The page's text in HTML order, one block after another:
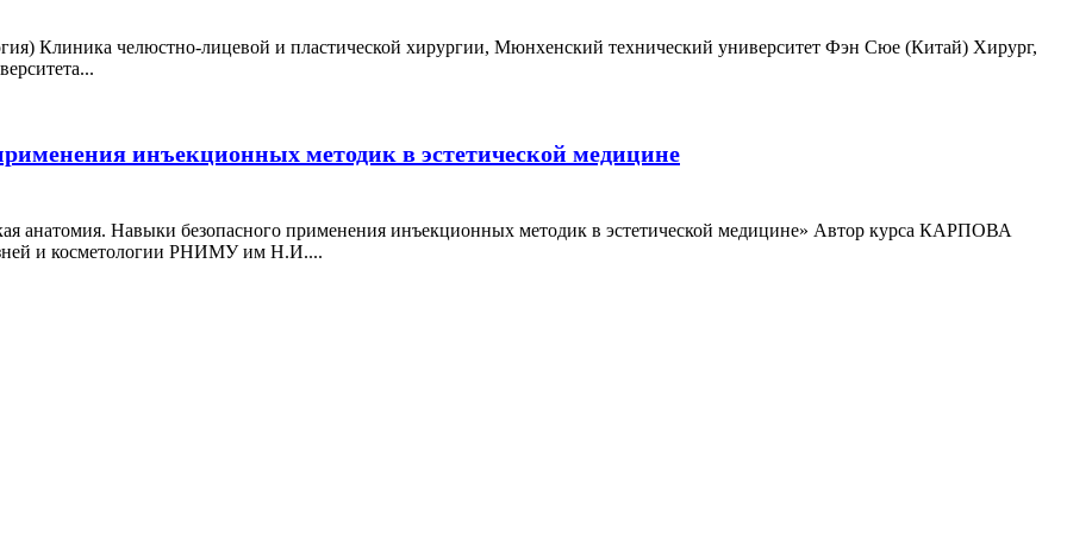
Клиника челюстно-лицевой и пластической хирургии, Мюнхенский технический университет Фэн Сюе (Китай) Хирург,
инъекционных методик в эстетической медицине
анатомия. Навыки безопасного применения инъекционных методик в эстетической медицине» Автор курса КАРПОВА
и косметологии РНИМУ им Н.И....